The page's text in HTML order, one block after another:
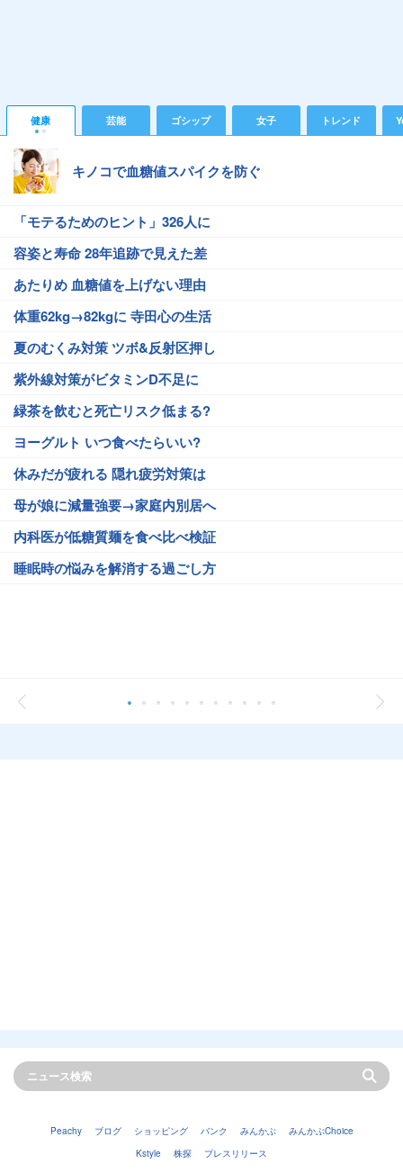
健康 芸能 ゴシップ 女子 トレンド
キノコで血糖値スパイクを防ぐ
「モテるためのヒント」326人に
容姿と寿命 28年追跡で見えた差
あたりめ 血糖値を上げない理由
体重62kg→82kgに 寺田心の生活
夏のむくみ対策 ツボ&反射区押し
紫外線対策がビタミンD不足に
緑茶を飲むと死亡リスク低まる?
ヨーグルト いつ食べたらいい?
休みだが疲れる 隠れ疲労対策は
母が娘に減量強要→家庭内別居へ
内科医が低糖質麺を食べ比べ検証
睡眠時の悩みを解消する過ごし方
Peachy ブログ ショッピング バンク みんかぶ
みんかぶChoice
Kstyle
株探 プレスリリース